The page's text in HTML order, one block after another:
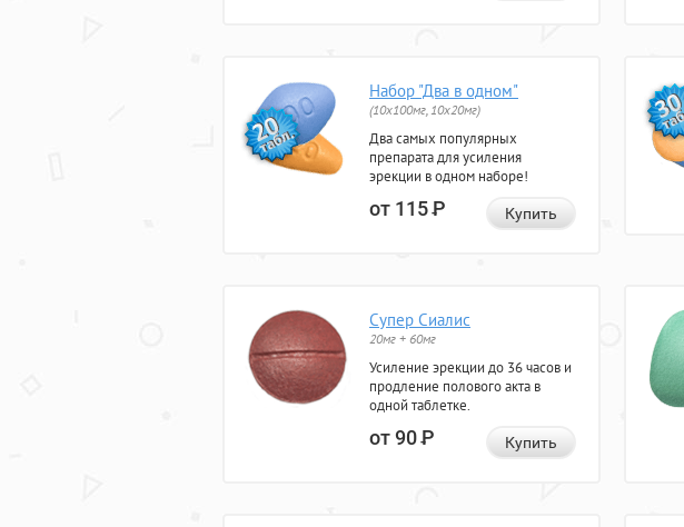
Набор "Два в одном"
(10x100мг, 10x20мг)
Два самых популярных
препарата для усиления
эрекции в одном наборе!
от 115Р Купить
Супер Сиалис
20мг + 60мг
Усиление эрекции до 36 часов и
продление полового акта в
одной таблетке.
от 90Р Купить